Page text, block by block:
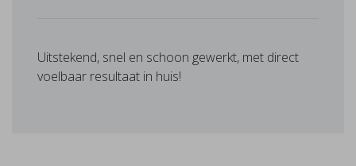
Uitstekend, snel en schoon gewerkt, met direct
voelbaar resultaat in huis!